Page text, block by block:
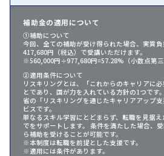
補助金の適用について
①補助について
今回、全ての補助が受け得られた場合、実質負
417,680円（税込）で受講いただけます。
※560,000円÷977,680円=57.28%（小数点第三
②適用条件について
リスキリングとは、「これからのキャリアに
とであり、国が力を入れている方針の1つです
省の「リスキリングを通じたキャリアアップ
ビスです。
単なるスキル学習にとどまらず、転職を見据
でをサポートします。 条件を満たした場合、
ら補助を受けることが可能です。
※本制度は転職を前提とした支援です。
※適用には条件があります。